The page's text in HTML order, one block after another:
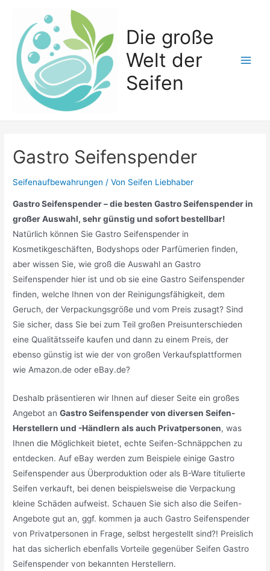
springen
Die große
Welt der
Seifen
Gastro Seifenspender
Seifenaufbewahrungen / Von Seifen Liebhaber
Gastro Seifenspender – die besten Gastro Seifenspender in
großer Auswahl, sehr günstig und sofort bestellbar!
Natürlich können Sie Gastro Seifenspender in
Kosmetikgeschäften, Bodyshops oder Parfümerien finden,
aber wissen Sie, wie groß die Auswahl an Gastro
Seifenspender hier ist und ob sie eine Gastro Seifenspender
finden, welche Ihnen von der Reinigungsfähigkeit, dem
Geruch, der Verpackungsgröße und vom Preis zusagt? Sind
Sie sicher, dass Sie bei zum Teil großen Preisunterschieden
eine Qualitätsseife kaufen und dann zu einem Preis, der
ebenso günstig ist wie der von großen Verkaufsplattformen
wie Amazon.de oder eBay.de?
Deshalb präsentieren wir Ihnen auf dieser Seite ein großes
Angebot anGastro Seifenspender von diversen Seifen-
Herstellern und -Händlern als auch Privatpersonen, was
Ihnen die Möglichkeit bietet, echte Seifen-Schnäppchen zu
entdecken. Auf eBay werden zum Beispiele einige Gastro
Seifenspender aus Überproduktion oder als B-Ware titulierte
Seifen verkauft, bei denen beispielsweise die Verpackung
kleine Schäden aufweist. Schauen Sie sich also die Seifen-
Angebote gut an, ggf. kommen ja auch Gastro Seifenspender
von Privatpersonen in Frage, selbst hergestellt sind?! Preislich
hat das sicherlich ebenfalls Vorteile gegenüber Seifen Gastro
Seifenspender von bekannten Herstellern.